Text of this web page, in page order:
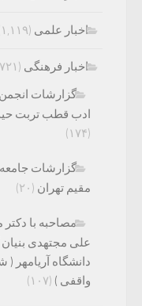
اخبار علمی (۱,۱۱۹)
اخبار فرهنگی (۷,۷۲۱)
گزارشات
ادب قطب تربت
(۱۷۴)
گزارشات جامعه
مقیم تهران (۲۰)
مصاحبه با
علی مجتهدی بنیان
دانشگاه آریامهر
واقفی ) (۱۰۷)